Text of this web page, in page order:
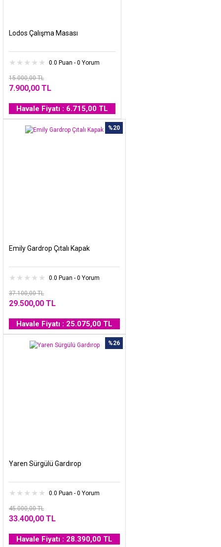
Lodos Çalışma Masası
0.0 Puan - 0 Yorum
15.000,00 TL
7.900,00 TL
Havale Fiyatı : 6.715,00 TL
%20
Emily Gardrop Çıtalı Kapak
0.0 Puan - 0 Yorum
37.100,00 TL
29.500,00 TL
Havale Fiyatı : 25.075,00 TL
%26
Yaren Sürgülü Gardırop
0.0 Puan - 0 Yorum
45.000,00 TL
33.400,00 TL
Havale Fiyatı : 28.390,00 TL